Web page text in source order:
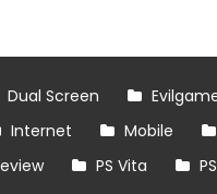
Dual Screen
Internet Mobile
PS Vita